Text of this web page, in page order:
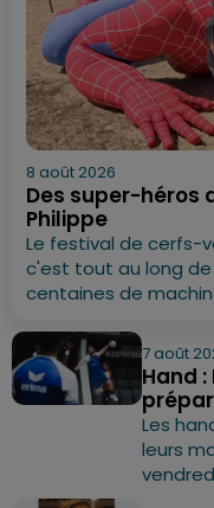
8 août 2026
Des super-héros
Philippe
Le festival de cerfs-
c'est tout au long
centaines de
7 août
Hand
Les
leurs